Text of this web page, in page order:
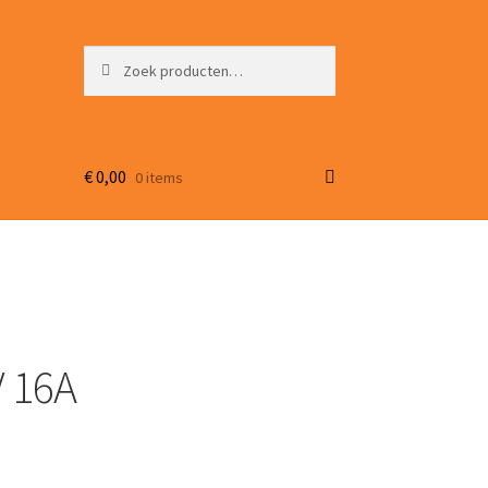
naar:
€0,00 0 items